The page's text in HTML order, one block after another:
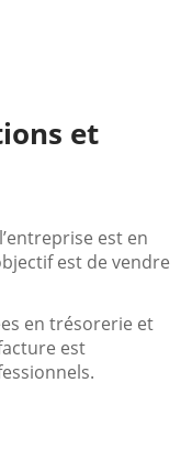
et
est en
est de vendre
en trésorerie et
est